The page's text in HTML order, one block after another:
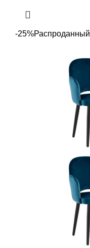
-25%Распроданный